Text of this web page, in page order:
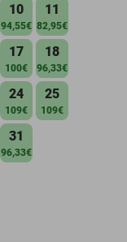
10
94,55€
11
82,95€
17
100€
18
96,33€
24
109€
25
109€
31
96,33€